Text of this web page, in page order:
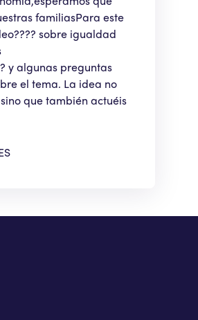
familiasPara este
sobre igualdad
y algunas preguntas
el tema. La idea no
que también actuéis